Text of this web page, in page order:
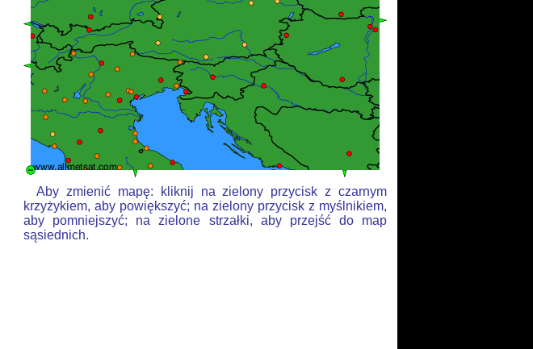
Aby zmienić mapę: kliknij na zielony przycisk z czarnym
krzyżykiem, aby powiększyć; na zielony przycisk z myślnikiem,
aby pomniejszyć; na zielone strzałki, aby przejść do map
sąsiednich.